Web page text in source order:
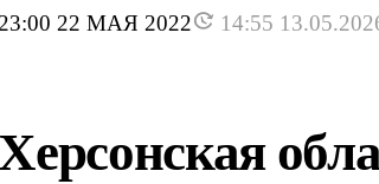
23:00 22 МАЯ 2022 14:55